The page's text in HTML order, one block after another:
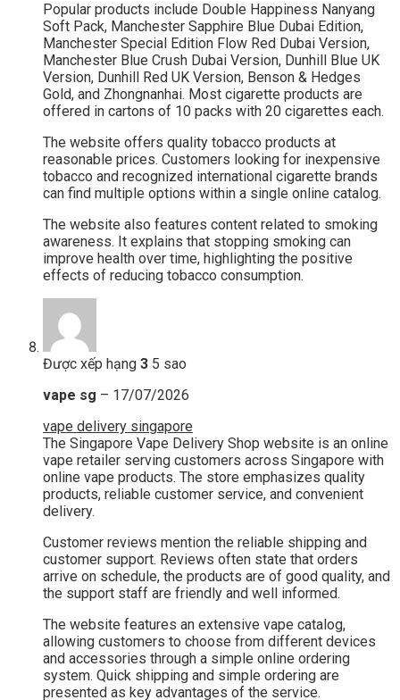
Popular products include Double Happiness Nanyang
Soft Pack, Manchester Sapphire Blue Dubai Edition,
Manchester Special Edition Flow Red Dubai Version,
Manchester Blue Crush Dubai Version, Dunhill Blue UK
Version, Dunhill Red UK Version, Benson & Hedges
Gold, and Zhongnanhai. Most cigarette products are
offered in cartons of 10 packs with 20 cigarettes each.
The website offers quality tobacco products at
reasonable prices. Customers looking for inexpensive
tobacco and recognized international cigarette brands
can find multiple options within a single online catalog.
The website also features content related to smoking
awareness. It explains that stopping smoking can
improve health over time, highlighting the positive
effects of reducing tobacco consumption.
Được xếp hạng 3 5 sao
vape sg – 17/07/2026
vape delivery singapore
The Singapore Vape Delivery Shop website is an online
vape retailer serving customers across Singapore with
online vape products. The store emphasizes quality
products, reliable customer service, and convenient
delivery.
Customer reviews mention the reliable shipping and
customer support. Reviews often state that orders
arrive on schedule, the products are of good quality, and
the support staff are friendly and well informed.
The website features an extensive vape catalog,
allowing customers to choose from different devices
and accessories through a simple online ordering
system. Quick shipping and simple ordering are
presented as key advantages of the service.